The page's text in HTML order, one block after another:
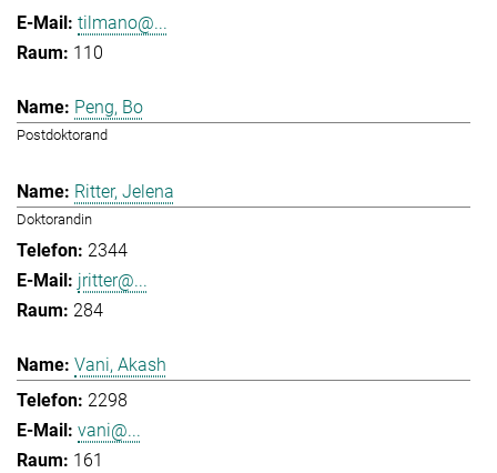
tilmano@...
110
Peng, Bo
Postdoktorand
Ritter, Jelena
Doktorandin
2344
jritter@...
284
Vani, Akash
2298
vani@...
161